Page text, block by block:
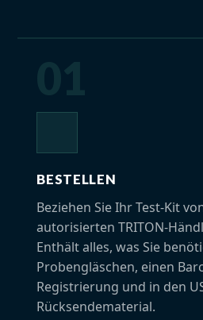
BESTELLEN
Beziehen Sie Ihr Test-Kit
autorisierten TRITON-
Enthält alles, was Sie
Probengläschen, einen
Registrierung und in den
Rücksendematerial.